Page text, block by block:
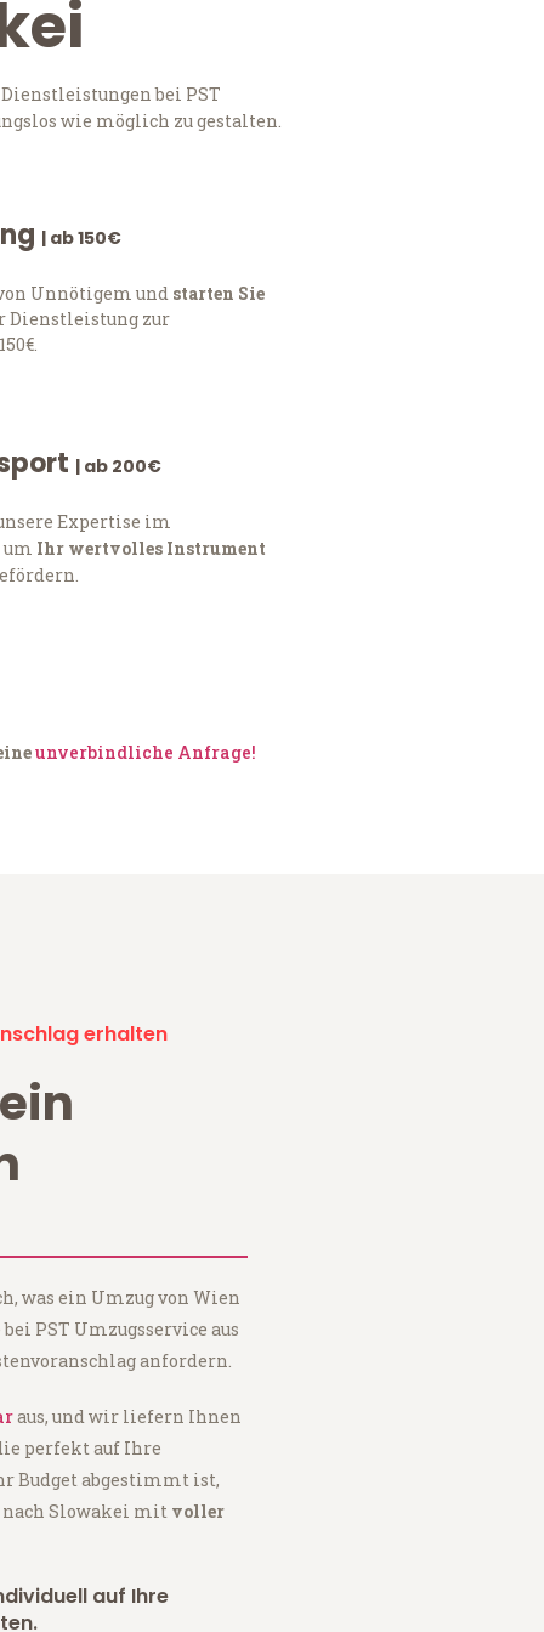
bei PST
wie möglich zu gestalten.
| ab 150€
Unnötigem und starten Sie
Dienstleistung zur
| ab 200€
Expertise im
um Ihr wertvolles Instrument
unverbindliche Anfrage!
erhalten
was ein Umzug von Wien
PST Umzugsservice aus
anfordern.
aus, und wir liefern Ihnen
perfekt auf Ihre
Budget abgestimmt ist,
nach Slowakei mit voller
auf Ihre